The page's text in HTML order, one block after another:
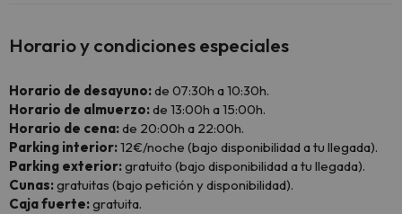
Horario y condiciones especiales
Horario de desayuno:de 07:30h a 10:30h.
Horario de almuerzo:de 13:00h a 15:00h.
Horario de cena:de 20:00h a 22:00h.
Parking interior:12€/noche (bajo disponibilidad a tu llegada).
Parking exterior:gratuito (bajo disponibilidad a tu llegada).
Cunas:gratuitas (bajo petición y disponibilidad).
Caja fuerte:gratuita.